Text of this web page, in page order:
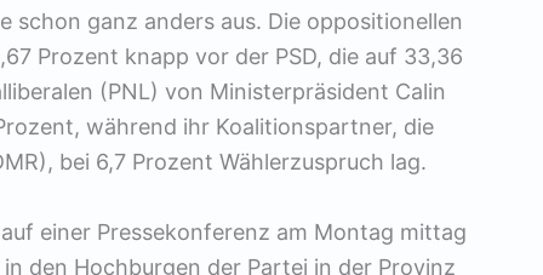
schon ganz anders aus. Die oppositionellen
Prozent knapp vor der PSD, die auf 33,36
(PNL) von Ministerpräsident Calin
während ihr Koalitionspartner, die
bei 6,7 Prozent Wählerzuspruch lag.
einer Pressekonferenz am Montag mittag
den Hochburgen der Partei in der Provinz